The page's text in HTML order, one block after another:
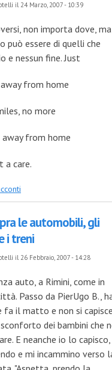
il 24 Marzo, 2007 - 10:39
non importa dove, ma
può essere di quelli che
e nessun fine.Just
from home
no more
away from home
a care.
le automobili, gli
i treni
il 26 Febbraio, 2007 - 14:28
auto, a Rimini, come in
Passo da PierUgo B.,
fa il matto e non si capisce
dei bambini che
E neanche io lo capisco,
e mi incammino verso